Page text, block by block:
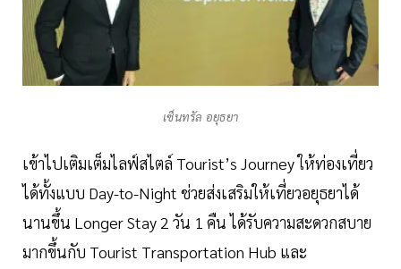
เซ็นทรัล อยุธยา
เข้าไปเติมเต็มไลฟ์สไตล์ Tourist’s Journey ให้ท่องเที่ยว
ได้ทั้งแบบ Day-to-Night ช่วยส่งเสริมให้เที่ยวอยุธยาได้
นานขึ้น Longer Stay 2 วัน 1 คืน ได้รับความสะดวกสบาย
มากขึ้นกับ Tourist Transportation Hub และ